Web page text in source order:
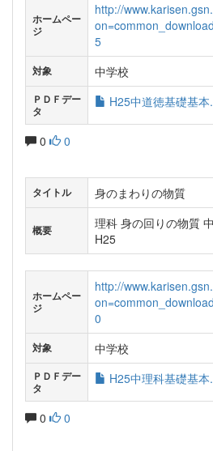
ホームペー
ジ
http://
5
対象 中学校
ＰＤＦデー
タ
H25中道徳基礎基
0 0
タイトル 身のまわりの物質
概要
理科 身の回りの物質
H25
ホームペー
ジ
http://
0
対象 中学校
ＰＤＦデー
タ
H25中理科基礎基
0 0